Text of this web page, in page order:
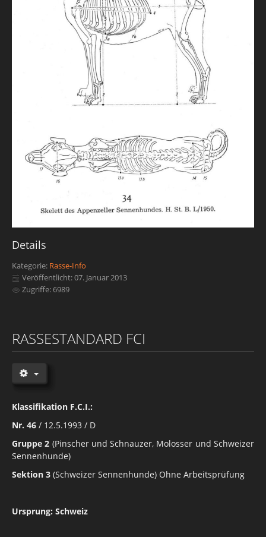
Details
Kategorie: Rasse-Info
Veröffentlicht: 07. Januar 2013
Zugriffe: 6989
RASSESTANDARD FCI
Klassifikation F.C.I.:
Nr. 46 / 12.5.1993 / D
Gruppe 2 (Pinscher und Schnauzer, Molosser und Schweizer
Sennenhunde)
Sektion 3 (Schweizer Sennenhunde) Ohne Arbeitsprüfung
Ursprung: Schweiz